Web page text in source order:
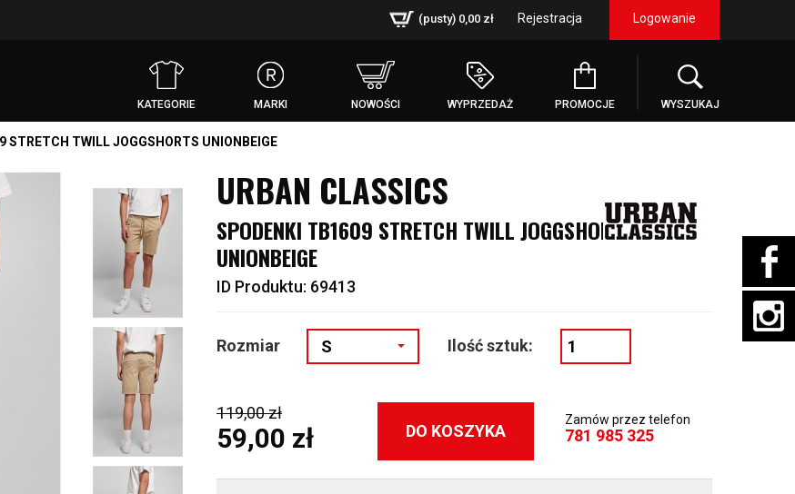
Rejestracja Logowanie
(pusty) 0,00 zł
KATEGORIE MARKI NOWOŚCI WYPRZEDAŻ PROMOCJE WYSZUKAJ
STRETCH TWILL JOGGSHORTS UNIONBEIGE
URBAN CLASSICS
SPODENKI TB1609 STRETCH TWILL JOGGSHORTS
UNIONBEIGE
ID Produktu: 69413
Rozmiar S Ilość sztuk:
119,00 zł
59,00 zł DO KOSZYKA
Zamów przez telefon
781 985 325